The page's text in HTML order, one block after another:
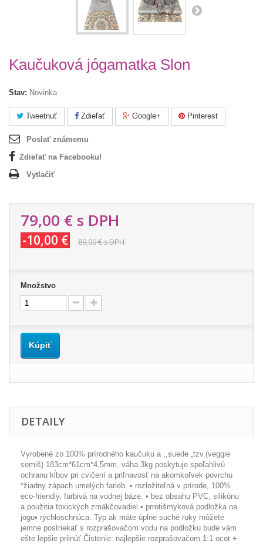
Kaučuková jógamatka Slon
Stav: Novinka
Tweetnuť Zdieľať Google+ Pinterest
Poslať známemu
Zdieľať na Facebooku!
Vytlačiť
79,00 € s DPH
-10,00 € 89,00 €s DPH
Množstvo
Kúpiť
DETAILY
Vyrobené zo 100% prírodného kaučuku a ,,suede „tzv.(veggie
semiš) 183cm*61cm*4,5mm, váha 3kg poskytuje spoľahlivú
ochranu kĺbov pri cvičení a priľnavosť na akomkoľvek povrchu
*žiadny zápach umelých farieb. • rozložiteľná v prírode, 100%
eco-friendly, farbivá na vodnej báze. • bez obsahu PVC, silikónu
a použitia toxických zmäkčovadiel.• prrotišmyková podložka na
jogu• rýchloschnúca. Typ ak máte úplne suché ruky môžete
jemne postriekať s rozprašovačom vodu na podložku bude vám
ešte lepšie prilnúť Čistenie: najlepšie rozprašovačom 1:1 ocot +